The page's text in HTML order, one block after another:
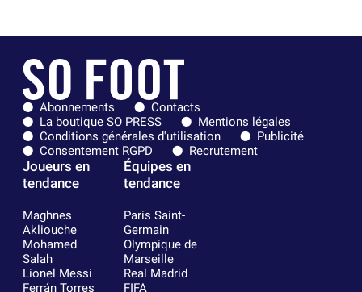
Abonnements
Contacts
La boutique SO PRESS
Mentions légales
Conditions générales d'utilisation
Publicité
Consentement RGPD
Recrutement
Joueurs en
tendance
Maghnes
Akliouche
Mohamed
Salah
Lionel Messi
Ferrán Torres
Équipes en
tendance
Paris Saint-
Germain
Olympique de
Marseille
Real Madrid
FIFA